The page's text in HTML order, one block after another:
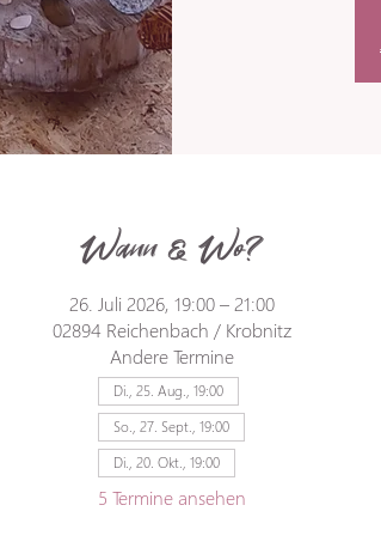
Wann & Wo?
26. Juli 2026, 19:00 – 21:00
02894 Reichenbach / Krobnitz
Andere Termine
Di., 25. Aug., 19:00
So., 27. Sept., 19:00
Di., 20. Okt., 19:00
5 Termine ansehen